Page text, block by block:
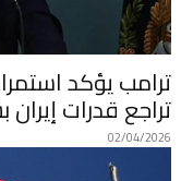
ترامب يؤكد
تراجع قدرات
02/04/2026